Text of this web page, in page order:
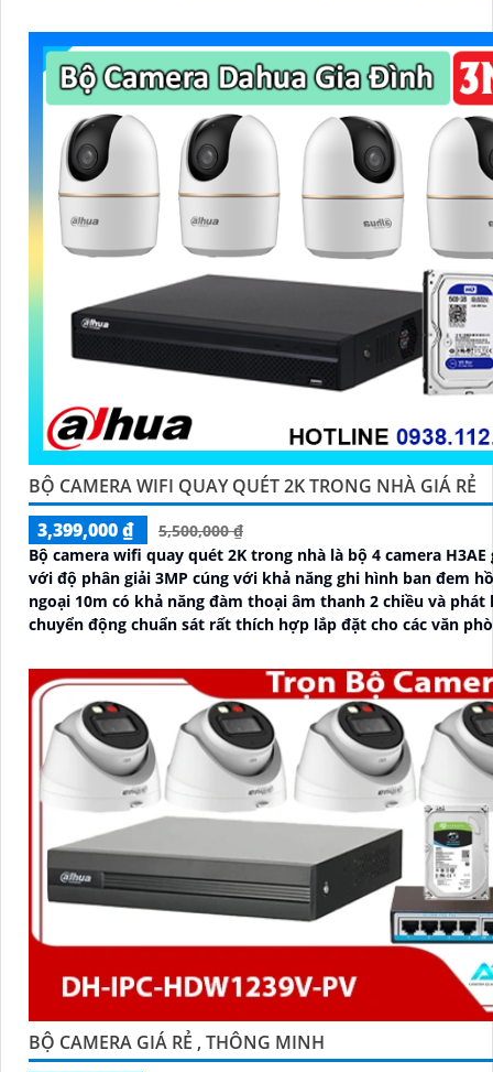
BỘ CAMERA WIFI QUAY QUÉT 2K TRONG NHÀ GIÁ RẺ
3,399,000 ₫
5,500,000 ₫
Bộ camera wifi quay quét 2K trong nhà là bộ 4 camera H3AE
với độ phân giải 3MP cúng với khả năng ghi hình ban đem
ngoại 10m có khả năng đàm thoại âm thanh 2 chiều và phát
chuyển động chuẩn sát rất thích hợp lắp đặt cho các văn
vừa có thể đàm thoại được âm thanh 2 chiều.
BỘ CAMERA GIÁ RẺ , THÔNG MINH